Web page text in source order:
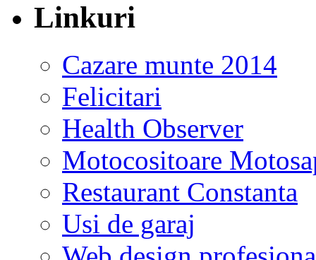
Linkuri
Cazare munte 2014
Felicitari
Health Observer
Motocositoare
Restaurant Constanta
Usi de garaj